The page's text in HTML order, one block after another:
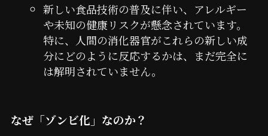
新しい食品技術の普及に伴い、アレルギー
や未知の健康リスクが懸念されています。
特に、人間の消化器官がこれらの新しい成
分にどのように反応するかは、まだ完全に
は解明されていません。
なぜ「ゾンビ化」なのか？